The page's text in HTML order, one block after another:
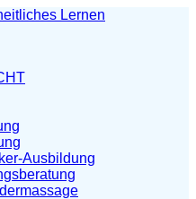
Ausbildung